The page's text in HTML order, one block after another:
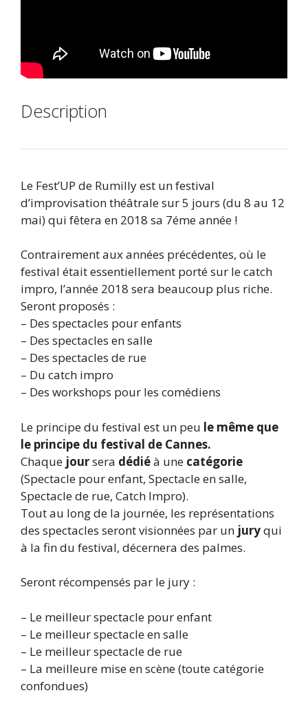
Description
Le Fest’UP de Rumilly est un festival
d’improvisation théâtrale sur 5 jours (du 8 au 12
mai) qui fêtera en 2018 sa 7éme année !
Contrairement aux années précédentes, où le
festival était essentiellement porté sur le catch
impro, l’année 2018 sera beaucoup plus riche.
Seront proposés :
– Des spectacles pour enfants
– Des spectacles en salle
– Des spectacles de rue
– Du catch impro
– Des workshops pour les comédiens
Le principe du festival est un peu le même que
le principe du festival de Cannes.
Chaque joursera dédiéà une catégorie
(Spectacle pour enfant, Spectacle en salle,
Spectacle de rue, Catch Impro).
Tout au long de la journée, les représentations
des spectacles seront visionnées par un juryqui
à la fin du festival, décernera des palmes.
Seront récompensés par le jury :
– Le meilleur spectacle pour enfant
– Le meilleur spectacle en salle
– Le meilleur spectacle de rue
– La meilleure mise en scène (toute catégorie
confondues)